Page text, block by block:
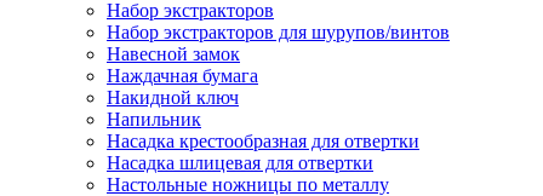
Набор экстракторов
Набор экстракторов для шурупов/винтов
Навесной замок
Наждачная бумага
Накидной ключ
Напильник
Насадка крестообразная для отвертки
Насадка шлицевая для отвертки
Настольные ножницы по металлу